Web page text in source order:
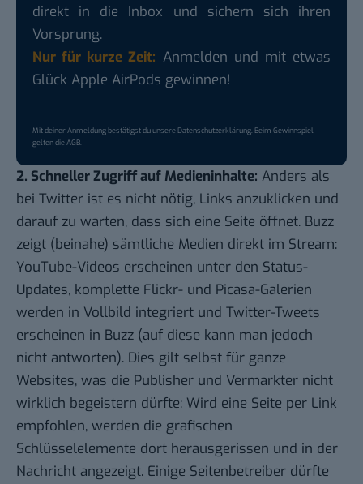
direkt in die Inbox und sichern sich ihren
Vorsprung.
Nur für kurze Zeit: Anmelden und mit etwas
Glück Apple AirPods gewinnen!
Mit deiner Anmeldung bestätigst du unsereDatenschutzerklärung. Beim Gewinnspiel
gelten dieAGB.
2. Schneller Zugriff auf Medieninhalte: Anders als
bei Twitter ist es nicht nötig, Links anzuklicken und
darauf zu warten, dass sich eine Seite öffnet. Buzz
zeigt (beinahe) sämtliche Medien direkt im Stream:
YouTube-Videos erscheinen unter den Status-
Updates, komplette Flickr- und Picasa-Galerien
werden in Vollbild integriert und Twitter-Tweets
erscheinen in Buzz (auf diese kann man jedoch
nicht antworten). Dies gilt selbst für ganze
Websites, was die Publisher und Vermarkter nicht
wirklich begeistern dürfte: Wird eine Seite per Link
empfohlen, werden die grafischen
Schlüsselelemente dort herausgerissen und in der
Nachricht angezeigt. Einige Seitenbetreiber dürfte